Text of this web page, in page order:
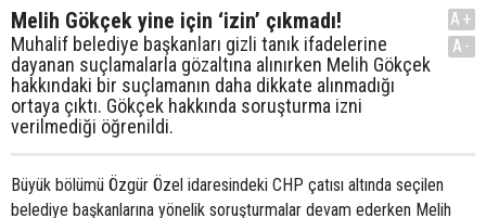
Melih Gökçek yine için ‘izin’ çıkmadı!
Muhalif belediye başkanları gizli tanık ifadelerine
dayanan suçlamalarla gözaltına alınırken Melih Gökçek
hakkındaki bir suçlamanın daha dikkate alınmadığı
ortaya çıktı. Gökçek hakkında soruşturma izni
verilmediği öğrenildi.
A+
A-
Büyük bölümü Özgür Özel idaresindeki CHP çatısı altında seçilen
belediye başkanlarına yönelik soruşturmalar devam ederken Melih